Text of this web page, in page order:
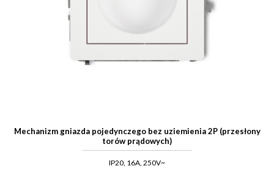
Mechanizm gniazda pojedynczego bez uziemienia 2P (przesłony
torów prądowych)
IP20, 16A, 250V~